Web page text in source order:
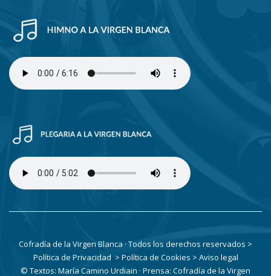
Cofradía de la Virgen Blanca · Todos los derechos reservados >
Política de Privacidad > Política de Cookies > Aviso legal
© Textos: María Camino Urdiain · Prensa: Cofradía de la Virgen